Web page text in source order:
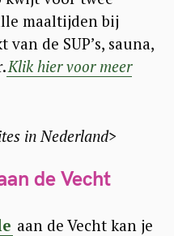
maaltijden bij
de SUP’s, sauna,
Klik hier voor meer
in Nederland>
de Vecht
aan de Vecht kan je